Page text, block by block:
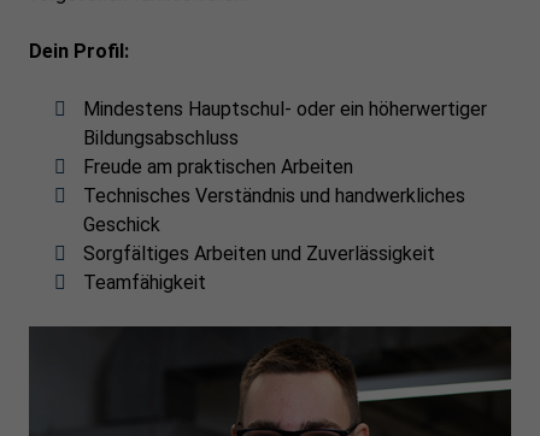
Dein Profil:
Mindestens Hauptschul- oder ein höherwertiger
Bildungsabschluss
Freude am praktischen Arbeiten
Technisches Verständnis und handwerkliches
Geschick
Sorgfältiges Arbeiten und Zuverlässigkeit
Teamfähigkeit